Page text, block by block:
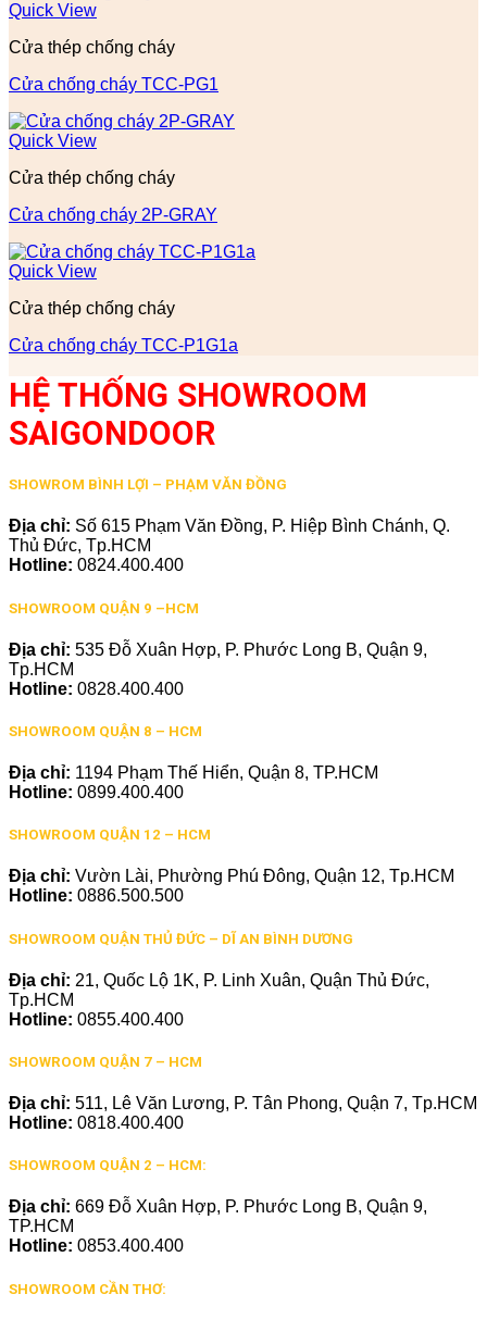
Quick View
Cửa thép chống cháy
Cửa chống cháy TCC-PG1
Quick View
Cửa thép chống cháy
Cửa chống cháy 2P-GRAY
Quick View
Cửa thép chống cháy
Cửa chống cháy TCC-P1G1a
HỆ THỐNG SHOWROOM
SAIGONDOOR
SHOWROM BÌNH LỢI – PHẠM VĂN ĐỒNG
Địa chỉ: Số 615 Phạm Văn Đồng, P. Hiệp Bình Chánh, Q.
Thủ Đức, Tp.HCM
Hotline: 0824.400.400
SHOWROOM QUẬN 9 –HCM
Địa chỉ: 535 Đỗ Xuân Hợp, P. Phước Long B, Quận 9,
Tp.HCM
Hotline: 0828.400.400
SHOWROOM QUẬN 8 – HCM
Địa chỉ: 1194 Phạm Thế Hiển, Quận 8, TP.HCM
Hotline: 0899.400.400
SHOWROOM QUẬN 12 – HCM
Địa chỉ: Vườn Lài, Phường Phú Đông, Quận 12, Tp.HCM
Hotline: 0886.500.500
SHOWROOM QUẬN THỦ ĐỨC – DĨ AN BÌNH DƯƠNG
Địa chỉ: 21, Quốc Lộ 1K, P. Linh Xuân, Quận Thủ Đức,
Tp.HCM
Hotline: 0855.400.400
SHOWROOM QUẬN 7 – HCM
Địa chỉ: 511, Lê Văn Lương, P. Tân Phong, Quận 7, Tp.HCM
Hotline: 0818.400.400
SHOWROOM QUẬN 2 – HCM:
Địa chỉ: 669 Đỗ Xuân Hợp, P. Phước Long B, Quận 9,
TP.HCM
Hotline: 0853.400.400
SHOWROOM CẦN THƠ: